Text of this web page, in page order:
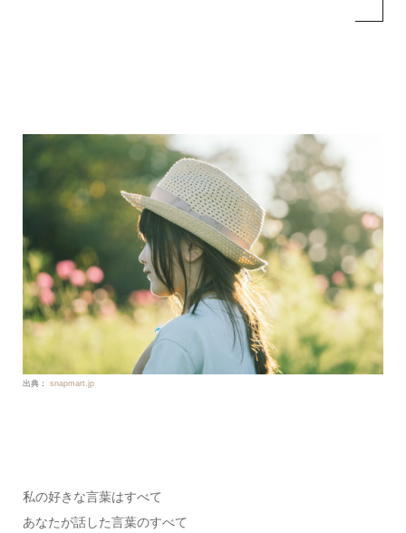
出典： snapmart.jp
私の好きな言葉はすべて
あなたが話した言葉のすべて